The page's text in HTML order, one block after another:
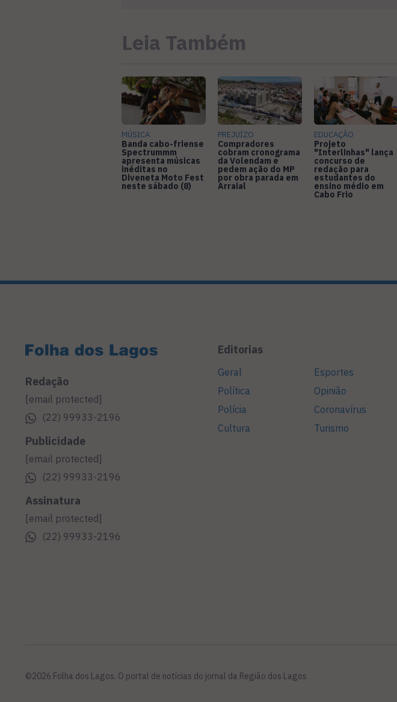
Leia Também
MÚSICA
Banda cabo-friense
Spectrummm
apresenta músicas
inéditas no
Diveneta Moto Fest
neste sábado (8)
PREJUÍZO
Compradores
cobram cronograma
da Volendam e
pedem ação do MP
por obra parada em
Arraial
EDUCAÇÃO
Projeto
"Interlinhas" lança
concurso de
redação para
estudantes do
ensino médio em
Cabo Frio
Redação
[email protected]
(22) 99933-2196
Publicidade
[email protected]
(22) 99933-2196
Assinatura
[email protected]
(22) 99933-2196
Editorias
Geral
Política
Polícia
Cultura
Esportes
Opinião
Coronavírus
Turismo
©2026 Folha dos Lagos. O portal de notícias do jornal da Região dos Lagos